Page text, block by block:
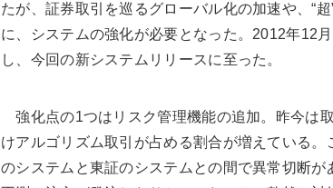
たが、証券取引を巡るグローバル化の加速や、“
に、システムの強化が必要となった。2012年12
し、今回の新システムリリースに至った。
強化点の1つはリスク管理機能の追加。昨今は
けアルゴリズム取引が占める割合が増えている
のシステムと東証のシステムとの間で異常切断